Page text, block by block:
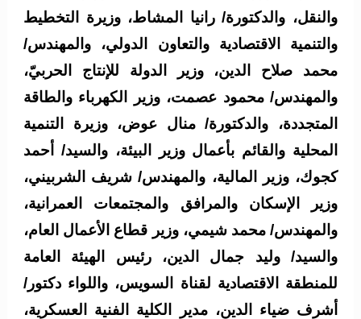
والنقل، والدكتورة/ رانيا المشاط، وزيرة التخطيط
والتنمية الاقتصادية والتعاون الدولي، والمهندس/
محمد صلاح الدين، وزير الدولة للإنتاج الحربيّ،
والمهندس/ محمود عصمت، وزير الكهرباء والطاقة
المتجددة، والدكتورة/ منال عوض، وزيرة التنمية
المحلية والقائم بأعمال وزير البيئة، والسيد/ أحمد
كجوك، وزير المالية، والمهندس/ شريف الشربيني،
وزير الإسكان والمرافق والمجتمعات العمرانية،
والمهندس/ محمد شيمي، وزير قطاع الأعمال العام،
والسيد/ وليد جمال الدين، رئيس الهيئة العامة
للمنطقة الاقتصادية لقناة السويس، واللواء دكتور/
أشرف ضياء الدين، مدير الكلية الفنية العسكرية،